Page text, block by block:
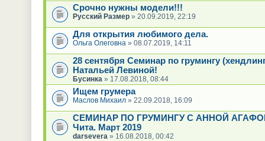
Срочно нужны модели!!!
Русский Размер» 20.09.2019, 22:19
Для открытия любимого дела.
Ольга Олеговна » 08.07.2019, 14:11
28 сентября Семинар по грумингу
Натальей Левиной!
Бусинка » 17.08.2018, 08:44
Ищем грумера
Маслов Михаил» 22.09.2018, 16:09
СЕМИНАР ПО ГРУМИНГУ С АННОЙ
Чита. Март 2019
darsevera » 16.08.2018, 00:42